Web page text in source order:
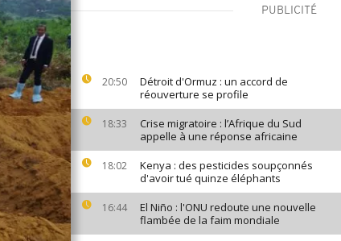
PUBLICITÉ
20:50
Détroit d'Ormuz : un accord de
réouverture se profile
18:33
Crise migratoire : l’Afrique du Sud
appelle à une réponse africaine
18:02
Kenya : des pesticides soupçonnés
d'avoir tué quinze éléphants
16:44
El Niño : l'ONU redoute une nouvelle
flambée de la faim mondiale